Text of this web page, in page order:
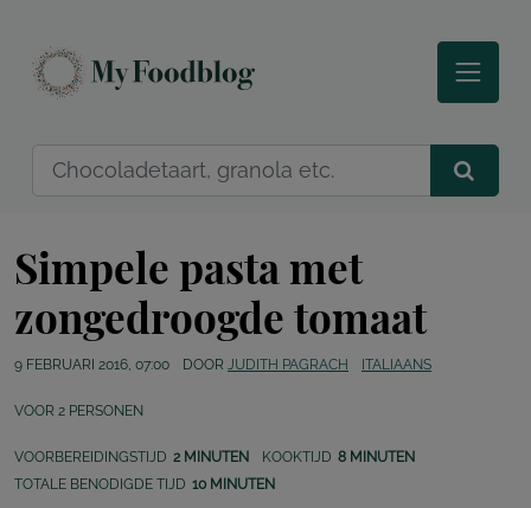
Simpele pasta met
zongedroogde tomaat
9 FEBRUARI 2016, 07:00 DOOR JUDITH PAGRACH ITALIAANS
VOOR 2 PERSONEN
VOORBEREIDINGSTIJD 2 MINUTEN KOOKTIJD 8 MINUTEN
TOTALE BENODIGDE TIJD 10 MINUTEN